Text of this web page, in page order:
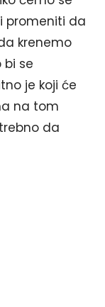
promeniti da
krenemo
bi se
je koji će
na tom
da